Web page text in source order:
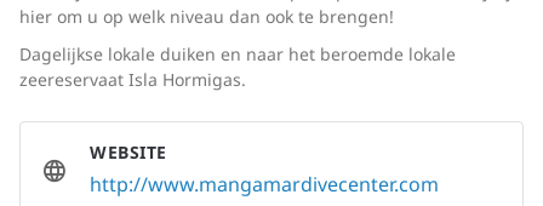
hier om u op welk niveau dan ook te brengen!
Dagelijkse lokale duiken en naar het beroemde lokale
zeereservaat Isla Hormigas.
WEBSITE
http://www.mangamardivecenter.com